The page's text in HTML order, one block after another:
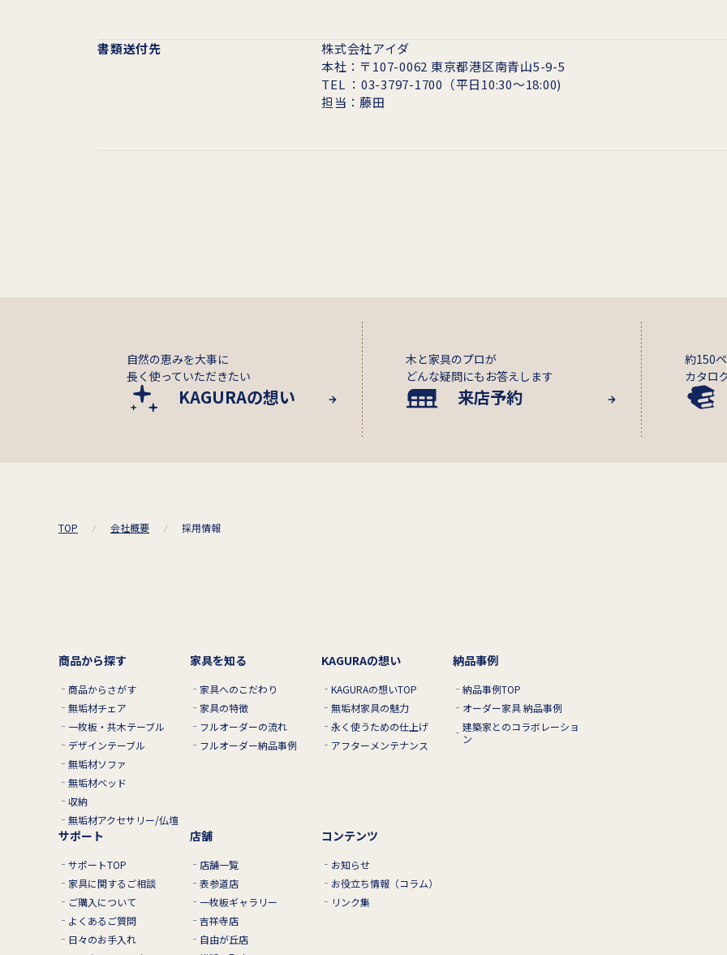
書類送付先
株式会社アイダ
本社：〒107-0062 東京都港区南青山5-9-5
TEL ：03-3797-1700（平日10:30～18:00)
担当：藤田
自然の恵みを大事に
長く使っていただきたい
KAGURAの想い
木と家具のプロが
どんな疑問にもお答えします
来店予約
約150
カタロ
TOP 会社概要 採用情報
商品から探す
商品からさがす
無垢材チェア
一枚板・共木テーブル
デザインテーブル
無垢材ソファ
無垢材ベッド
収納
無垢材アクセサリー/仏壇
家具を知る
家具へのこだわり
家具の特徴
フルオーダーの流れ
フルオーダー納品事例
KAGURAの想い
KAGURAの想いTOP
無垢材家具の魅力
永く使うための仕上げ
アフターメンテナンス
納品事例
納品事例TOP
オーダー家具 納品事例
建築家とのコラボレーショ
ン
サポート
サポートTOP
家具に関するご相談
ご購入について
よくあるご質問
日々のお手入れ
店舗
店舗一覧
表参道店
一枚板ギャラリー
吉祥寺店
自由が丘店
コンテンツ
お知らせ
お役立ち情報（コラム）
リンク集